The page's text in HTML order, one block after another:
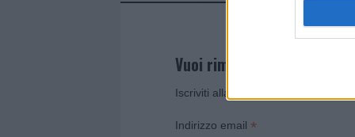
Vuoi rimanere sempre
Iscriviti alla newsletter di Gallura
Indirizzo email *